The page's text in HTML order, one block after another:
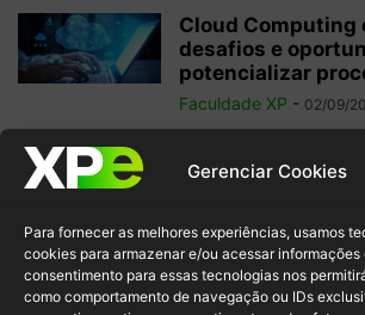
Gerenciar Cookies
Para fornecer as melhores experiências, usamos
cookies para armazenar e/ou acessar informações
consentimento para essas tecnologias nos
como comportamento de navegação ou IDs
Cloud Computing
desafios e
potencializar
Faculdade XP - 02/09/
Tecnologia
sobre as
Faculdade XP - 15/07/
O que faz um